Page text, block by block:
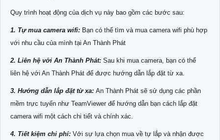
Quy trình hoạt động của dịch vụ này bao gồm các bước sau:
1. Tự mua camera wifi: Bạn có thể tìm và mua camera wifi phù hợp
với nhu cầu của mình tại An Thành Phát
2. Liên hệ với An Thành Phát: Sau khi mua camera, bạn có thể
liên hệ với An Thành Phát để được hướng dẫn lắp đặt từ xa.
3. Hướng dẫn lắp đặt từ xa: An Thành Phát sẽ sử dụng các phần
mềm trực tuyến như TeamViewer để hướng dẫn bạn cách lắp đặt
camera wifi một cách chi tiết và chính xác.
4. Tiết kiệm chi phí: Với sự lựa chọn mua về tự lắp và nhận được